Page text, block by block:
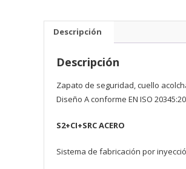
Descripción
Descripción
Zapato de seguridad, cuello
Diseño A conforme EN ISO
S2+CI+SRC ACERO
Sistema de fabricación por